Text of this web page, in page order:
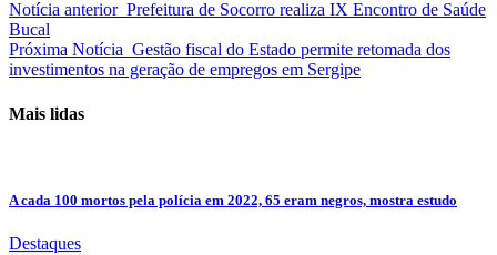
Notícia anterior Prefeitura de Socorro realiza IX Encontro de Saúde
Bucal
Próxima Notícia Gestão fiscal do Estado permite retomada dos
investimentos na geração de empregos em Sergipe
Mais lidas
A cada 100 mortos pela polícia em 2022, 65 eram negros, mostra estudo
Destaques